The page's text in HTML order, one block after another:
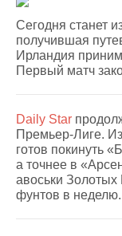
Сегодня станет
получившая
Ирландия
Первый матч
Daily Star
Премьер-Лиге.
готов покинуть
а точнее в
авоськи Золотых
фунтов в неделю.